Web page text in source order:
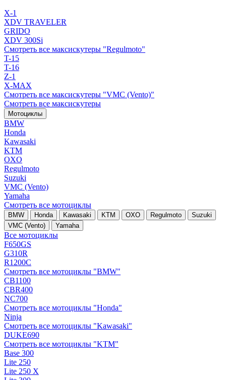
X-1
XDV TRAVELER
GRIDO
XDV 300Si
Смотреть все максискутеры "Regulmoto"
T-15
T-16
Z-1
X-MAX
Смотреть все максискутеры "VMC (Vento)"
Смотреть все максискутеры
Мотоциклы
BMW
Honda
Kawasaki
KTM
OXO
Regulmoto
Suzuki
VMC (Vento)
Yamaha
Смотреть все мотоциклы
BMW Honda Kawasaki KTM OXO Regulmoto
Suzuki
VMC (Vento)
Yamaha
Все мотоциклы
F650GS
G310R
R1200C
Смотреть все мотоциклы "BMW"
CB1100
CBR400
NC700
Смотреть все мотоциклы "Honda"
Ninja
Смотреть все мотоциклы "Kawasaki"
DUKE690
Смотреть все мотоциклы "KTM"
Base 300
Lite 250
Lite 250 X